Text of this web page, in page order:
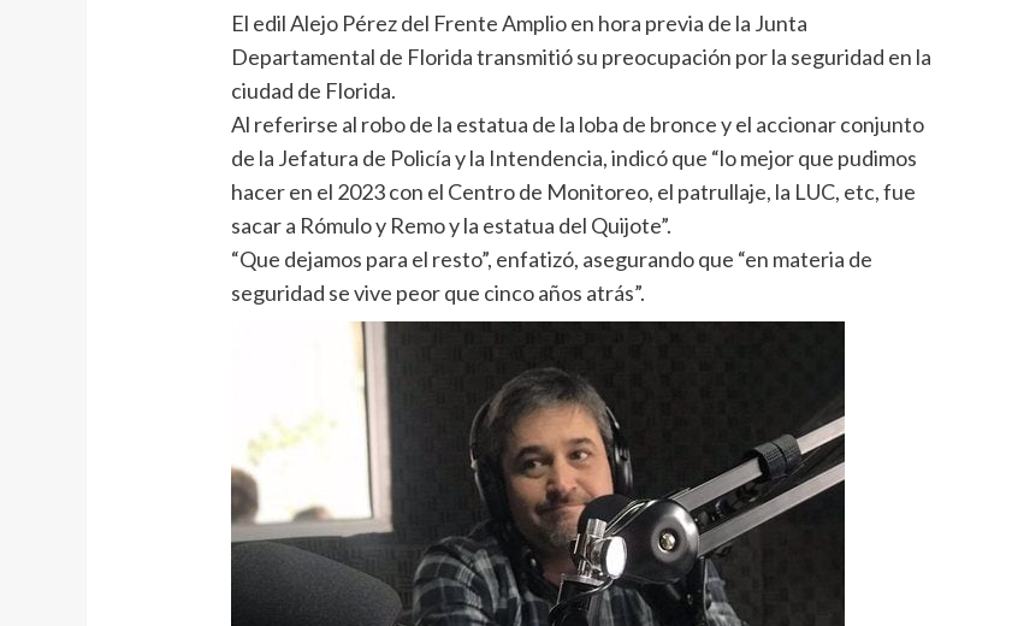
El edil Alejo Pérez del Frente Amplio en hora previa de la Junta
Departamental de Florida transmitió su preocupación por la seguridad en la
ciudad de Florida.
Al referirse al robo de la estatua de la loba de bronce y el accionar conjunto
de la Jefatura de Policía y la Intendencia, indicó que “lo mejor que pudimos
hacer en el 2023 con el Centro de Monitoreo, el patrullaje, la LUC, etc, fue
sacar a Rómulo y Remo y la estatua del Quijote”.
“Que dejamos para el resto”, enfatizó, asegurando que “en materia de
seguridad se vive peor que cinco años atrás”.